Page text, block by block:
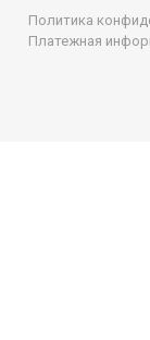
Политика
Платежная